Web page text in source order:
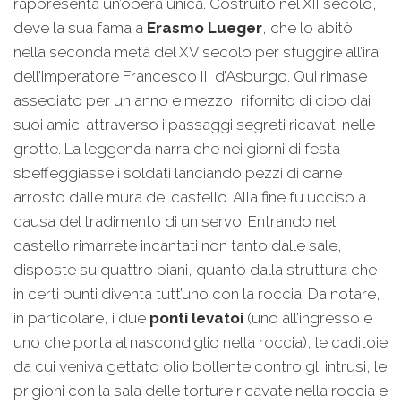
deve la sua fama a Erasmo Lueger, che lo abitò
nella seconda metà del XV secolo per sfuggire all’ira
dell’imperatore Francesco III d’Asburgo. Qui rimase
assediato per un anno e mezzo, rifornito di cibo dai
suoi amici attraverso i passaggi segreti ricavati nelle
grotte. La leggenda narra che nei giorni di festa
sbeffeggiasse i soldati lanciando pezzi di carne
arrosto dalle mura del castello. Alla fine fu ucciso a
causa del tradimento di un servo. Entrando nel
castello rimarrete incantati non tanto dalle sale,
disposte su quattro piani, quanto dalla struttura che
in certi punti diventa tutt’uno con la roccia. Da notare,
in particolare, i due ponti levatoi (uno all’ingresso e
uno che porta al nascondiglio nella roccia), le caditoie
da cui veniva gettato olio bollente contro gli intrusi, le
prigioni con la sala delle torture ricavate nella roccia e